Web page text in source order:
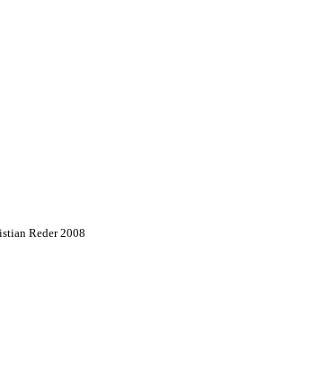
Reder 2008